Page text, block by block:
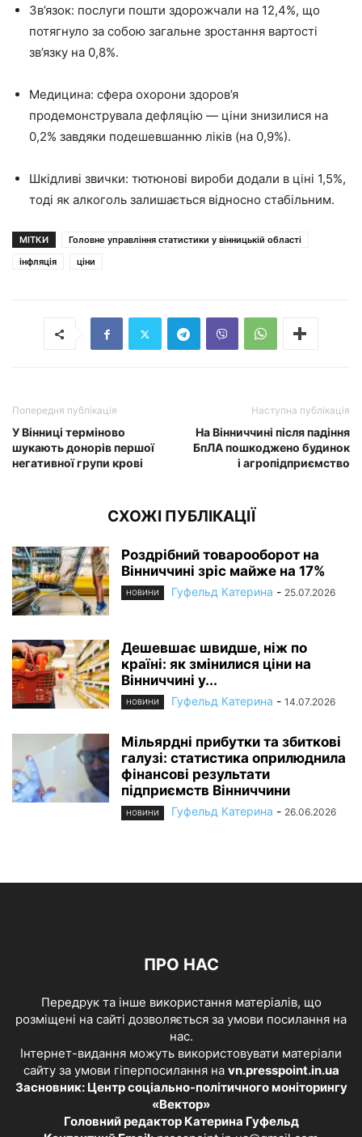
Зв’язок: послуги пошти здорожчали на 12,4%, що
потягнуло за собою загальне зростання вартості
зв’язку на 0,8%.
Медицина: сфера охорони здоров’я
продемонструвала дефляцію — ціни знизилися на
0,2% завдяки подешевшанню ліків (на 0,9%).
Шкідливі звички: тютюнові вироби додали в ціні 1,5%,
тоді як алкоголь залишається відносно стабільним.
МІТКИ
Головне управління статистики у вінницькій області
інфляція
ціни
Попередня публікація
У Вінниці терміново
шукають донорів першої
негативної групи крові
Наступна публікація
На Вінниччині після падіння
БпЛА пошкоджено будинок
і агропідприємство
СХОЖІ ПУБЛІКАЦІЇ
Роздрібний товарооборот на
Вінниччині зріс майже на 17%
НОВИНИ Гуфельд Катерина - 25.07.2026
Дешевшає швидше, ніж по
країні: як змінилися ціни на
Вінниччині у...
НОВИНИ Гуфельд Катерина - 14.07.2026
Мільярдні прибутки та збиткові
галузі: статистика оприлюднила
фінансові результати
підприємств Вінниччини
НОВИНИ Гуфельд Катерина - 26.06.2026
ПРО НАС
Передрук та інше використання матеріалів, що
розміщені на сайті дозволяється за умови посилання на
нас.
Інтернет-видання можуть використовувати матеріали
сайту за умови гіперпосилання на vn.presspoint.in.ua
Засновник: Центр соціально-політичного моніторингу
«Вектор»
Головний редактор Катерина Гуфельд